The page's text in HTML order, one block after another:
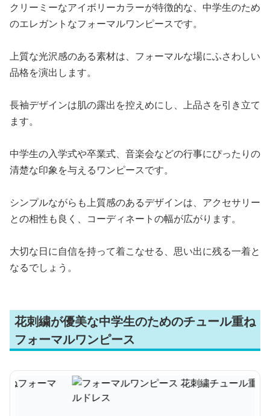
クリーミーなアイボリーカラーが特徴的な、中学生のため
のエレガントなフォーマルワンピースです。
上質な光沢感のある素材は、フォーマルな場にふさわしい
品格を演出します。
長袖デザインは肌の露出を控えめにし、上品さを引き立て
ます。
中学生の入学式や卒業式、音楽会などの行事にぴったりの
清楚な印象を与えるワンピースです。
シンプルながらも上質感のあるデザインは、アクセサリー
との相性も良く、コーディネートの幅が広がります。
大切な日に自信を持って着こなせる、思い出に残る一着と
なるでしょう。
花刺繍が優美な中学生のためのチュール重ね
フォーマルワンピース